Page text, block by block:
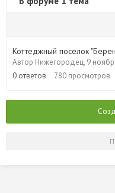
Коттеджный поселок
Автор Нижегородец, 9
0 ответов 780 просмотров